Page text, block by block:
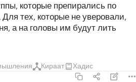
которые препирались по
Для тех, которые не уверовали,
а на головы им будут лить
Кираат Хадис